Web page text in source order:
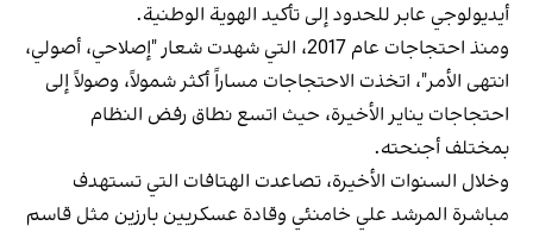
أيديولوجي عابر للحدود إلى تأكيد الهوية الوطنية.
ومنذ احتجاجات عام 2017، التي شهدت شعار "إصلاحي، أصولي،
انتهى الأمر"، اتخذت الاحتجاجات مساراً أكثر شمولاً، وصولاً إلى
احتجاجات يناير الأخيرة، حيث اتسع نطاق رفض النظام
بمختلف أجنحته.
وخلال السنوات الأخيرة، تصاعدت الهتافات التي تستهدف
مباشرة المرشد علي خامنئي وقادة عسكريين بارزين مثل قاسم